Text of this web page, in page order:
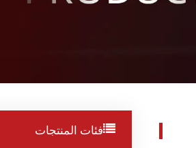
فئات المنتجات